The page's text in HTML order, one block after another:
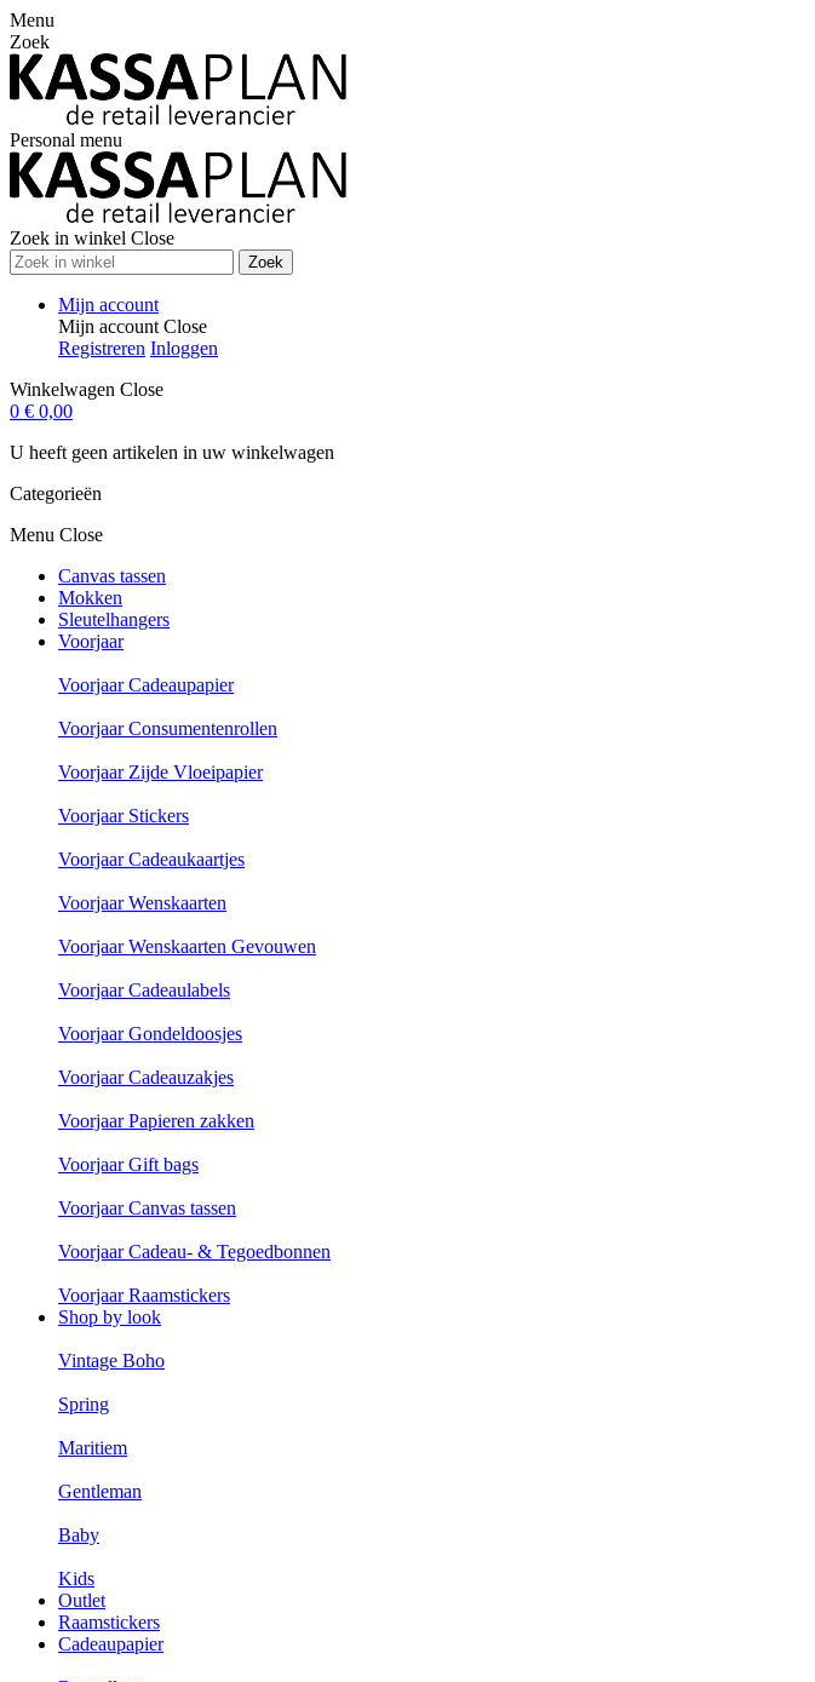
Menu
Zoek
Personal menu
Zoek in winkel Close
Zoek
Mijn account
Mijn account Close
Registreren Inloggen
Winkelwagen Close
0 € 0,00
U heeft geen artikelen in uw winkelwagen
Categorieën
Menu Close
Canvas tassen
Mokken
Sleutelhangers
Voorjaar
Voorjaar Cadeaupapier
Voorjaar Consumentenrollen
Voorjaar Zijde Vloeipapier
Voorjaar Stickers
Voorjaar Cadeaukaartjes
Voorjaar Wenskaarten
Voorjaar Wenskaarten Gevouwen
Voorjaar Cadeaulabels
Voorjaar Gondeldoosjes
Voorjaar Cadeauzakjes
Voorjaar Papieren zakken
Voorjaar Gift bags
Voorjaar Canvas tassen
Voorjaar Cadeau- & Tegoedbonnen
Voorjaar Raamstickers
Shop by look
Vintage Boho
Spring
Maritiem
Gentleman
Baby
Kids
Outlet
Raamstickers
Cadeaupapier